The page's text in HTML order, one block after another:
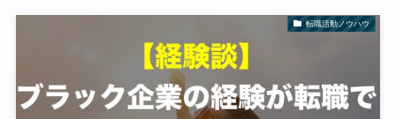
転職活動ノウハウ